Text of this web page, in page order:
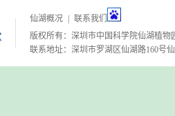
仙湖概况
联系我们
版权所有：深圳市中国科学院仙湖植物
联系地址：深圳市罗湖区仙湖路160号